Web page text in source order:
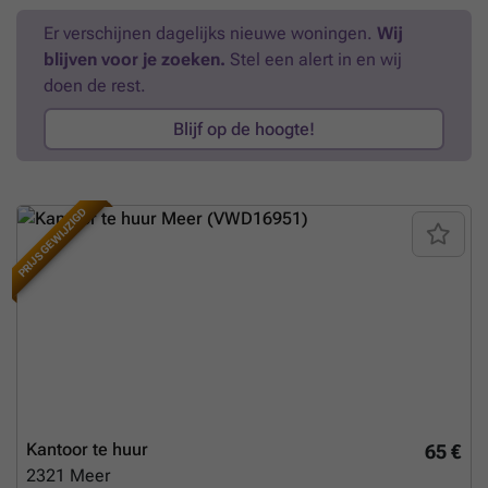
toepassing: Jaar 1: 1.495 euro/maand excl. kosten + (500 euro/maand
optioneel) Jaar 2: 1.745 euro/maand excl. kosten + (500 euro/maand
optioneel) Jaar 3: 1.995 euro/maand excl. kosten + (500 euro/maand
Er verschijnen dagelijks nieuwe woningen. Wij
blijven voor je zoeken. Stel een alert in en wij
doen de rest.
Blijf op de hoogte!
PRIJS GEWIJZIGD
65 €
Kantoor te huur
2321 Meer